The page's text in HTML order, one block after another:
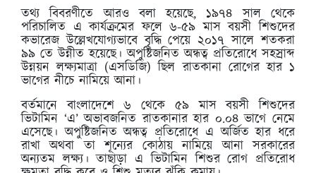
তথ্য বিবরণীতে আরও বলা হয়েছে, ১৯৭৪ সাল থেকে
পরিচালিত এ কার্যক্রমের ফলে ৬-৫৯ মাস বয়সী শিশুদের
কভারেজ উল্লেখযোগ্যভাবে বৃদ্ধি পেয়ে ২০১৭ সালে শতকরা
৯৯ তে উন্নীত হয়েছে। অপুষ্টিজনিত অন্ধত্ব প্রতিরোধে সহস্রাব্দ
উন্নয়ন লক্ষ্যমাত্রা (এসডিজি) ছিল রাতকানা রোগের হার ১
ভাগের নীচে নামিয়ে আনা।
বর্তমানে বাংলাদেশে ৬ থেকে ৫৯ মাস বয়সী শিশুদের
ভিটামিন ‘এ’ অভাবজনিত রাতকানার হার ০.০৪ ভাগে নেমে
এসেছে। অপুষ্টিজনিত অন্ধত্ব প্রতিরোধে এ অর্জিত হার ধরে
রাখা অথবা তা শূন্যের কোঠায় নামিয়ে আনা সরকারের
অন্যতম লক্ষ্য। তাছাড়া এ ভিটামিন শিশুর রোগ প্রতিরোধ